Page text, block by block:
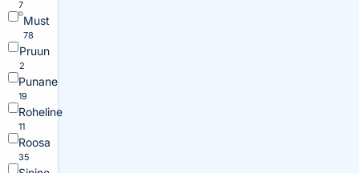
7
Must
78
Pruun
2
Punane
19
Roheline
11
Roosa
35